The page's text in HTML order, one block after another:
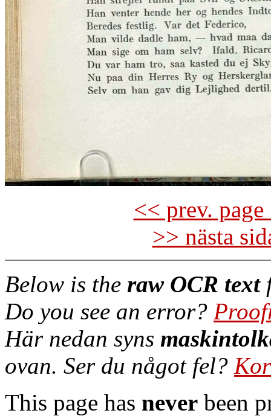
<< prev.
>> nästa
Below is the raw OCR text
Do you see an error?
Här nedan syns
ovan. Ser du något fel?
This page has never been